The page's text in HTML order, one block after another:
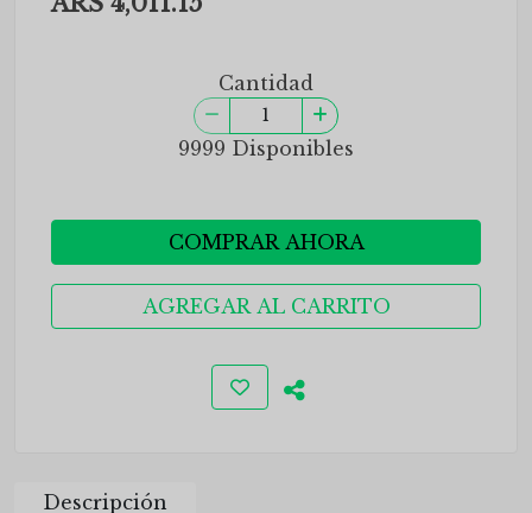
Cantidad
9999 Disponibles
COMPRAR AHORA
AGREGAR AL CARRITO
Descripción